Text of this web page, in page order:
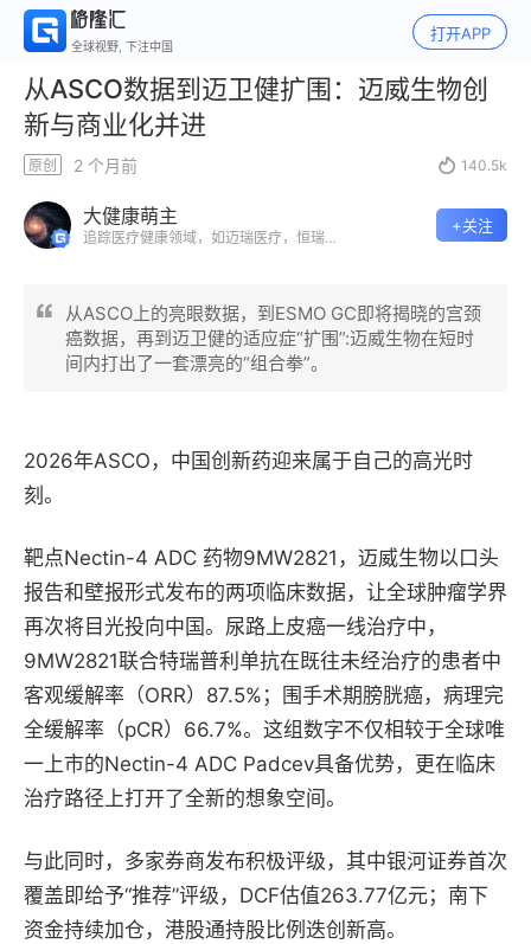
全球视野, 下注中国
打开APP
从ASCO数据到迈卫健扩围：迈威生物创
新与商业化并进
原创 2 个月前  140.5k
大健康萌主
追踪医疗健康领域，如迈瑞医疗，恒瑞医
+关注
从ASCO上的亮眼数据，到ESMO GC即将揭晓的宫颈
癌数据，再到迈卫健的适应症“扩围”:迈威生物在短时
间内打出了一套漂亮的“组合拳”。
2026年ASCO，中国创新药迎来属于自己的高光时
刻。
靶点Nectin-4 ADC 药物9MW2821，迈威生物以口头
报告和壁报形式发布的两项临床数据，让全球肿瘤学界
再次将目光投向中国。尿路上皮癌一线治疗中，
9MW2821联合特瑞普利单抗在既往未经治疗的患者中
客观缓解率（ORR）87.5%；围手术期膀胱癌，病理完
全缓解率（pCR）66.7%。这组数字不仅相较于全球唯
一上市的Nectin-4 ADC Padcev具备优势，更在临床
治疗路径上打开了全新的想象空间。
与此同时，多家券商发布积极评级，其中银河证券首次
覆盖即给予“推荐”评级，DCF估值263.77亿元；南下
资金持续加仓，港股通持股比例迭创新高。